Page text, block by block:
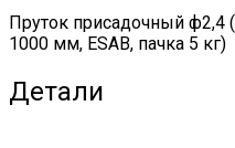
5
кг)
quantity
Пруток присадочный ф2,4
1000 мм, ESAB, пачка 5 кг)
Детали